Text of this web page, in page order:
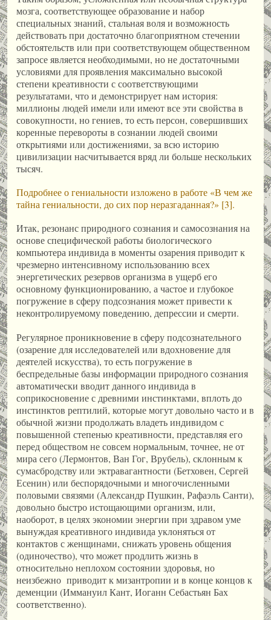
мозга, соответствующее образование и набор
специальных знаний, стальная воля и возможность
действовать при достаточно благоприятном стечении
обстоятельств или при соответствующем общественном
запросе является необходимыми, но не достаточными
условиями для проявления максимально высокой
степени креативности с соответствующими
результатами, что и демонстрирует нам история:
миллионы людей имели или имеют все эти свойства в
совокупности, но гениев, то есть персон, совершивших
коренные перевороты в сознании людей своими
открытиями или достижениями, за всю историю
цивилизации насчитывается вряд ли больше нескольких
тысяч.
Подробнее о гениальности изложено в работе «В чем же
тайна гениальности, до сих пор неразгаданная?» [3].
Итак, резонанс природного сознания и самосознания на
основе специфической работы биологического
компьютера индивида в моменты озарения приводит к
чрезмерно интенсивному использованию всех
энергетических резервов организма в ущерб его
основному функционированию, а частое и глубокое
погружение в сферу подсознания может привести к
неконтролируемому поведению, депрессии и смерти.
Регулярное проникновение в сферу подсознательного
(озарение для исследователей или вдохновение для
деятелей искусства), то есть погружение в
беспредельные базы информации природного сознания
автоматически вводит данного индивида в
соприкосновение с древними инстинктами, вплоть до
инстинктов рептилий, которые могут довольно часто и в
обычной жизни продолжать владеть индивидом с
повышенной степенью креативности, представляя его
перед обществом не совсем нормальным, точнее, не от
мира сего (Лермонтов, Ван Гог, Врубель), склонным к
сумасбродству или эктравагантности (Бетховен, Сергей
Есенин) или беспорядочными и многочисленными
половыми связями (Александр Пушкин, Рафаэль Санти),
довольно быстро истощающими организм, или,
наоборот, в целях экономии энергии при здравом уме
вынуждая креативного индивида уклоняться от
контактов с женщинами, снижать уровень общения
(одиночество), что может продлить жизнь в
относительно неплохом состоянии здоровья, но
неизбежно приводит к мизантропии и в конце концов к
деменции (Иммануил Кант, Иоганн Себастьян Бах
соответственно).